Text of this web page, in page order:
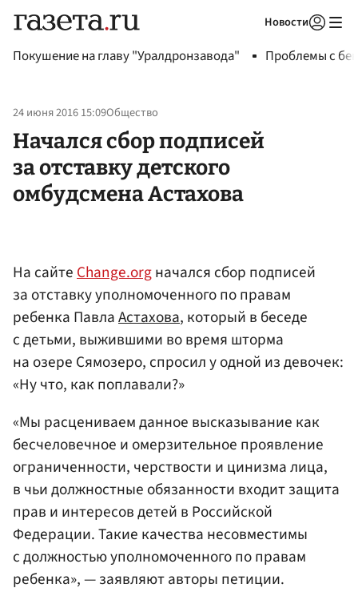
Новости
Покушение на главу "Уралдронзавода" Проблемы с
24 июня 2016 15:09Общество
Начался сбор подписей
за отставку детского
омбудсмена Астахова
На сайтеChange.orgначался сбор подписей
за отставку уполномоченного по правам
ребенка ПавлаАстахова, который в беседе
с детьми, выжившими во время шторма
на озере Сямозеро, спросил у одной из девочек:
«Ну что, как поплавали?»
«Мы расцениваем данное высказывание как
бесчеловечное и омерзительное проявление
ограниченности, черствости и цинизма лица,
в чьи должностные обязанности входит защита
прав и интересов детей в Российской
Федерации. Такие качества несовместимы
с должностью уполномоченного по правам
ребенка», — заявляют авторы петиции.